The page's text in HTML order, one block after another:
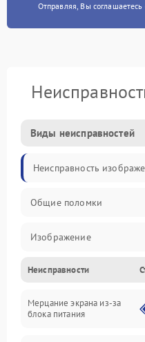
Отправляя, Вы соглашаетесь
Виды неисправностей
Неисправность
Общие поломки
Изображение
Лампа подсветки
Неисправность
Неисправности
Мерцание экрана из-за
блока питания